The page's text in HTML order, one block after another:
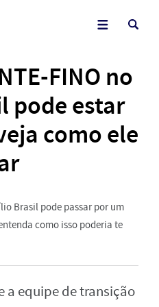
FINO no
pode estar
como ele
Brasil pode passar por um
como isso poderia te
a equipe de transição